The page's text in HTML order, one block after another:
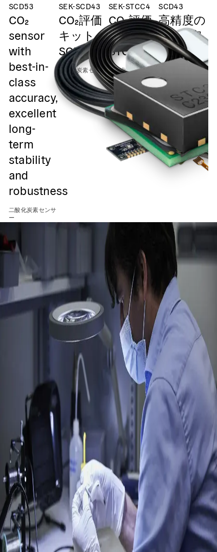
SCD53
CO₂
sensor
with
best-in-
class
accuracy,
excellent
long-
term
stability
and
robustness
二酸化炭素センサ
ー
SEK-SCD43
CO₂評価
キット
SCD43
二酸化炭素センサ
ー
SEK-STCC4
CO₂評価
キット
STCC4
二酸化炭素センサ
ー
SCD43
高精度の
CO₂測定
と幅広い
建築基準
への対応
二酸化炭素センサ
ー